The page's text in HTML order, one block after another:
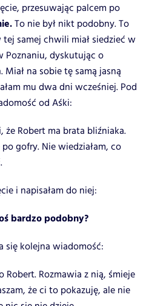
przesuwając palcem po
To nie był nikt podobny. To
samej chwili miał siedzieć w
Poznaniu, dyskutując o
na sobie tę samą jasną
mu dwa dni wcześniej. Pod
od Aśki:
że Robert ma brata bliźniaka.
gofry. Nie wiedziałam, co
i napisałam do niej:
bardzo podobny?
się kolejna wiadomość:
Robert. Rozmawia z nią, śmieje
że ci to pokazuję, ale nie